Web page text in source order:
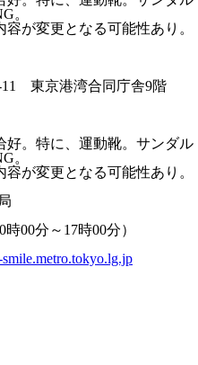
。
が変更となる可能性あり。
11 東京港湾合同庁舎9階
好。特に、運動靴。サンダル
。
が変更となる可能性あり。
00分～17時00分）